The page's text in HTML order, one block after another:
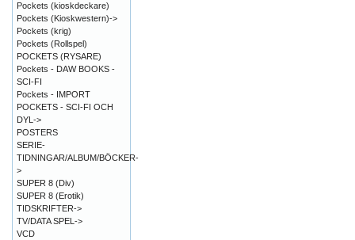
Pockets (kioskdeckare)
Pockets (Kioskwestern)->
Pockets (krig)
Pockets (Rollspel)
POCKETS (RYSARE)
Pockets - DAW BOOKS -
SCI-FI
Pockets - IMPORT
POCKETS - SCI-FI OCH
DYL->
POSTERS
SERIE-
TIDNINGAR/ALBUM/BÖCKER-
>
SUPER 8 (Div)
SUPER 8 (Erotik)
TIDSKRIFTER->
TV/DATA SPEL->
VCD